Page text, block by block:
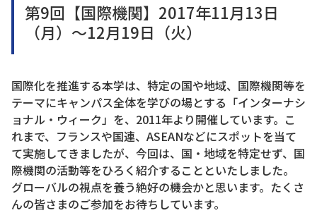
第9回【国際機関】2017年11月13日
（月）～12月19日（火）
国際化を推進する本学は、特定の国や地域、国際機関等を
テーマにキャンパス全体を学びの場とする「インターナシ
ョナル・ウィーク」を、2011年より開催しています。こ
れまで、フランスや国連、ASEANなどにスポットを当て
て実施してきましたが、今回は、国・地域を特定せず、国
際機関の活動等をひろく紹介することといたしました。
グローバルの視点を養う絶好の機会かと思います。たくさ
んの皆さまのご参加をお待ちしています。